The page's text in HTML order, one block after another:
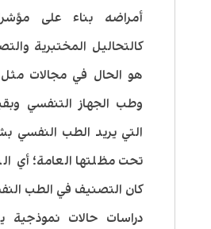
أمراضه بناء على
كالتحاليل المختبرية
هو الحال في مجالات
وطب الجهاز التنفسي
التي يريد الطب النفسي
تحت مظلتها العامة؛ أي
كان التصنيف في الطب
دراسات حالات